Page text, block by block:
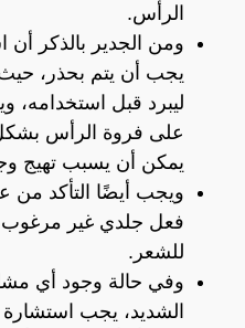
الرأس.
ومن الجدير بالذكر أن
يجب أن يتم بحذر،
ليبرد قبل
على فروة الرأس
يمكن أن يسبب تهيج
ويجب أيضًا التأكد
فعل جلدي غير مرغوب
للشعر.
وفي حالة وجود أي
الشديد، يجب